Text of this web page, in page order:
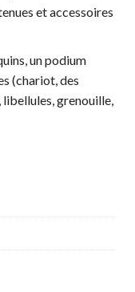
et accessoires
un podium
(chariot, des
grenouille,